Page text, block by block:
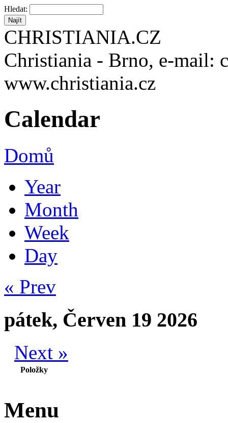
Hledat:
CHRISTIANIA.CZ
Christiania - Brno, e-mail:
www.christiania.cz
Calendar
Domů
Year
Month
Week
Day
« Prev
pátek, Červen 19 2026
Next »
Položky
Menu